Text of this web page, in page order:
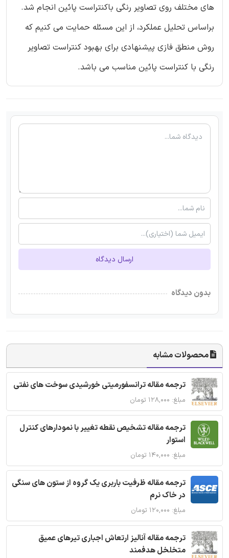
های مختلف روی تصاویر رنگی باکنتراست پائین انجام شد.
براساس تحلیل عملکرد، از این مسئله حمایت می کنیم که
روش منطق فازی پیشنهادی برای بهبود کنتراست تصاویر
رنگی با کنتراست پائین مناسب می باشد.
ارسال دیدگاه
بدون دیدگاه
محصولات مشابه
ترجمه مقاله ترانسفورمیتی خورشیدی سوخت های نفتی
مبلغ: ۱۲۸,۰۰۰ تومان
ترجمه مقاله تشخیص نقطه تغییر با نمودارهای کنترل
استوار
مبلغ: ۱۴۰,۰۰۰ تومان
ترجمه مقاله ظرفیت باربری یک گروه از ستون های سنگی
در خاک نرم
مبلغ: ۱۲۰,۰۰۰ تومان
ترجمه مقاله آنالیز ارتعاش اجباری تیرهای عمیق
متخلخل هدفمند